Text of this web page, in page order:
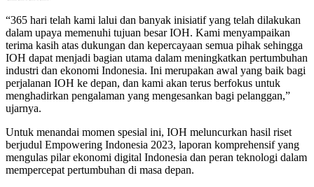
“365 hari telah kami lalui dan banyak inisiatif yang telah dilakukan
dalam upaya memenuhi tujuan besar IOH. Kami menyampaikan
terima kasih atas dukungan dan kepercayaan semua pihak sehingga
IOH dapat menjadi bagian utama dalam meningkatkan pertumbuhan
industri dan ekonomi Indonesia. Ini merupakan awal yang baik bagi
perjalanan IOH ke depan, dan kami akan terus berfokus untuk
menghadirkan pengalaman yang mengesankan bagi pelanggan,”
ujarnya.
Untuk menandai momen spesial ini, IOH meluncurkan hasil riset
berjudul Empowering Indonesia 2023, laporan komprehensif yang
mengulas pilar ekonomi digital Indonesia dan peran teknologi dalam
mempercepat pertumbuhan di masa depan.